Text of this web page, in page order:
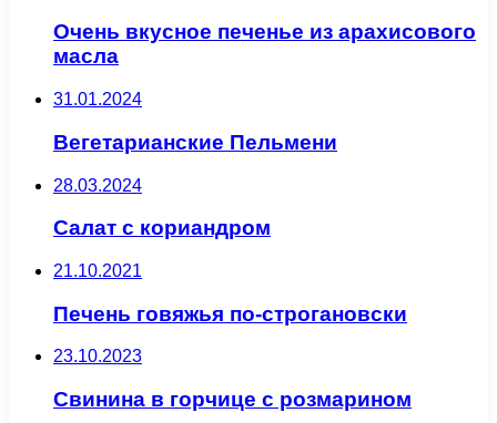
Очень вкусное печенье из арахисового
масла
31.01.2024
Вегетарианские Пельмени
28.03.2024
Салат с кориандром
21.10.2021
Печень говяжья по-строгановски
23.10.2023
Свинина в горчице с розмарином